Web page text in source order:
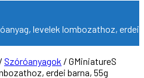
levelek lombozathoz, erdei
/ Szóróanyagok / GMiniatureS
erdei barna, 55g